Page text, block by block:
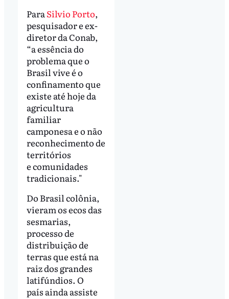
Para Silvio Porto,
pesquisador e ex-
diretor da Conab,
“a essência do
problema que o
Brasil vive é o
confinamento que
existe até hoje da
agricultura
familiar
camponesa e o não
reconhecimento de
territórios
e comunidades
tradicionais."
Do Brasil colônia,
vieram os ecos das
sesmarias,
processo de
distribuição de
terras que está na
raiz dos grandes
latifúndios. O
país ainda assiste